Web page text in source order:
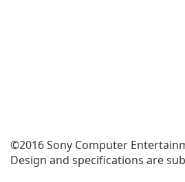
©2016 Sony Computer
Design and specifications are